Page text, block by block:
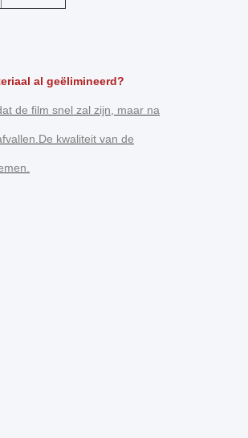
al geëlimineerd?
de film snel zal zijn, maar na
kwaliteit van de